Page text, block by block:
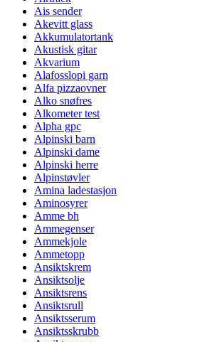
Ais sender
Akevitt glass
Akkumulatortank
Akustisk gitar
Akvarium
Alafosslopi garn
Alfa pizzaovner
Alko snøfres
Alkometer test
Alpha gpc
Alpinski barn
Alpinski dame
Alpinski herre
Alpinstøvler
Amina ladestasjon
Aminosyrer
Amme bh
Ammegenser
Ammekjole
Ammetopp
Ansiktskrem
Ansiktsolje
Ansiktsrens
Ansiktsrull
Ansiktsserum
Ansiktsskrubb